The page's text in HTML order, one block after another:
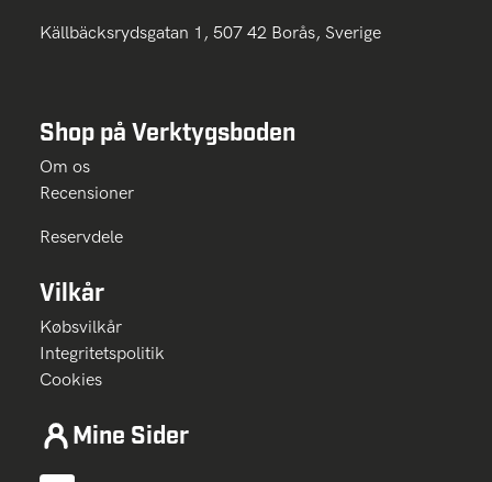
Källbäcksrydsgatan 1, 507 42 Borås, Sverige
Shop på Verktygsboden
Om os
Recensioner
Reservdele
Vilkår
Købsvilkår
Integritetspolitik
Cookies
Mine Sider